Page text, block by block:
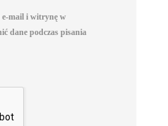
e-mail i witrynę w
dane podczas pisania